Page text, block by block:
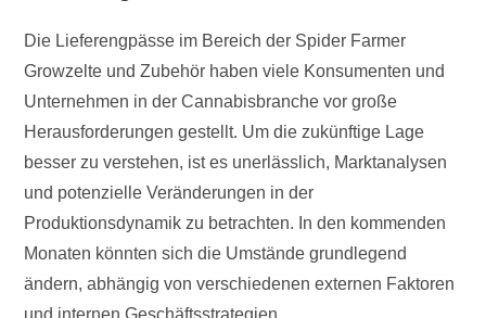
Die Lieferengpässe im Bereich der Spider Farmer
Growzelte und Zubehör haben viele Konsumenten und
Unternehmen in der Cannabisbranche vor große
Herausforderungen gestellt. Um die zukünftige Lage
besser zu verstehen, ist es unerlässlich, Marktanalysen
und potenzielle Veränderungen in der
Produktionsdynamik zu betrachten. In den kommenden
Monaten könnten sich die Umstände grundlegend
ändern, abhängig von verschiedenen externen Faktoren
und internen Geschäftsstrategien.